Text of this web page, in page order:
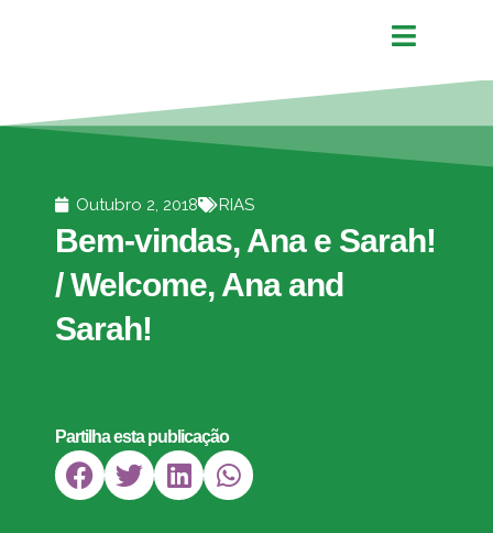
Outubro 2, 2018 RIAS
Bem-vindas, Ana e Sarah!
/ Welcome, Ana and
Sarah!
Partilha esta publicação